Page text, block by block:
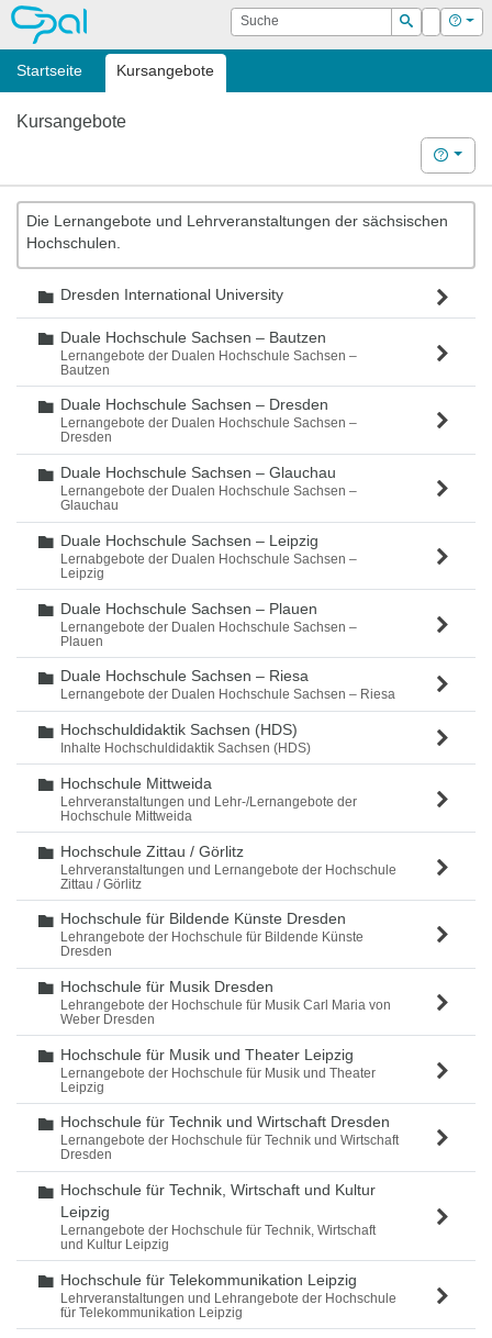
OPAL Suche
Suchen
Login Hilfe
Startseite Kursangebote
Kursangebote
Hilfe
Die Lernangebote und Lehrveranstaltungen der sächsischen
Hochschulen.
Ordner
Dresden International University
Ordner
Duale Hochschule Sachsen – Bautzen
Lernangebote der Dualen Hochschule Sachsen –
Bautzen
Ordner
Duale Hochschule Sachsen – Dresden
Lernangebote der Dualen Hochschule Sachsen –
Dresden
Ordner
Duale Hochschule Sachsen – Glauchau
Lernangebote der Dualen Hochschule Sachsen –
Glauchau
Ordner
Duale Hochschule Sachsen – Leipzig
Lernabgebote der Dualen Hochschule Sachsen –
Leipzig
Ordner
Duale Hochschule Sachsen – Plauen
Lernangebote der Dualen Hochschule Sachsen –
Plauen
Ordner
Duale Hochschule Sachsen – Riesa
Lernangebote der Dualen Hochschule Sachsen – Riesa
Ordner
Hochschuldidaktik Sachsen (HDS)
Inhalte Hochschuldidaktik Sachsen (HDS)
Ordner
Hochschule Mittweida
Lehrveranstaltungen und Lehr-/Lernangebote der
Hochschule Mittweida
Ordner
Hochschule Zittau / Görlitz
Lehrveranstaltungen und Lernangebote der Hochschule
Zittau / Görlitz
Ordner
Hochschule für Bildende Künste Dresden
Lehrangebote der Hochschule für Bildende Künste
Dresden
Ordner
Hochschule für Musik Dresden
Lehrangebote der Hochschule für Musik Carl Maria von
Weber Dresden
Ordner
Hochschule für Musik und Theater Leipzig
Lernangebote der Hochschule für Musik und Theater
Leipzig
Ordner
Hochschule für Technik und Wirtschaft Dresden
Lernangebote der Hochschule für Technik und Wirtschaft
Dresden
Ordner
Hochschule für Technik, Wirtschaft und Kultur
Leipzig
Lernangebote der Hochschule für Technik, Wirtschaft
und Kultur Leipzig
Ordner
Hochschule für Telekommunikation Leipzig
Lehrveranstaltungen und Lehrangebote der Hochschule
für Telekommunikation Leipzig